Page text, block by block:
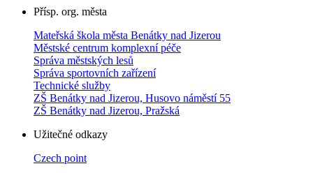
Přísp. org. města
Mateřská škola města Benátky nad Jizerou
Městské centrum komplexní péče
Správa městských lesů
Správa sportovních zařízení
Technické služby
ZŠ Benátky nad Jizerou, Husovo náměstí 55
ZŠ Benátky nad Jizerou, Pražská
Užitečné odkazy
Czech point